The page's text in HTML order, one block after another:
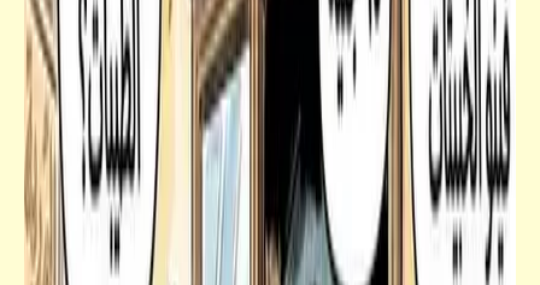
قصص_قصص عالمية
صورة واحد إداري كورة | صور مقلوبة | أحمد
رجب